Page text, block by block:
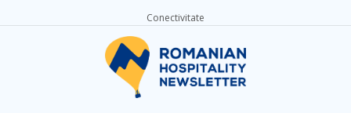
Conectivitate